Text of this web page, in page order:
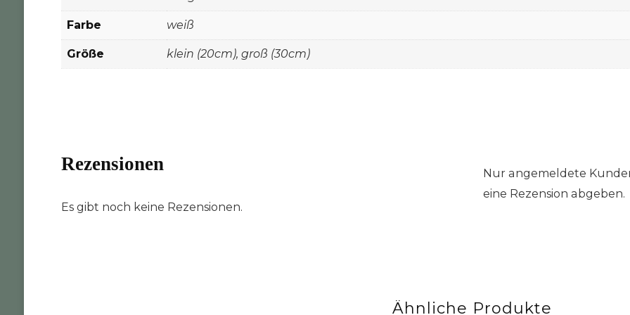
Farbe weiß
Größe klein (20cm), groß (30cm)
Rezensionen
Es gibt noch keine Rezensionen.
Nur angemeldete
eine Rezension abgeben.
Ähnliche Produkte